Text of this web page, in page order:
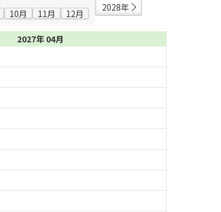
10月 11月 12月
2028年
2027年 04月